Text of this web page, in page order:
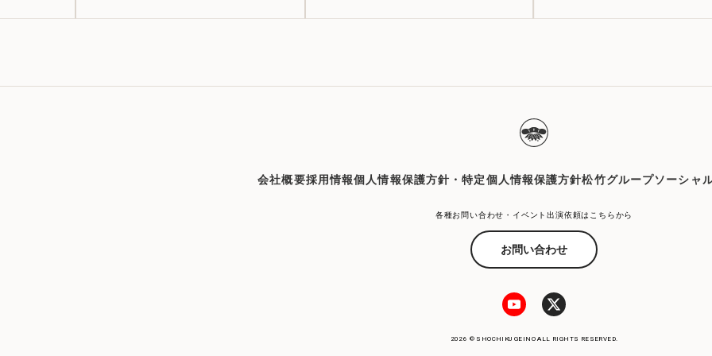
会社概要採用情報個人情報保護方針・特定個人情報保護方針松竹グループソーシャ
各種お問い合わせ・イベント出演依頼はこちらから
お問い合わせ
2026 © SHOCHIKU GEINO ALL RIGHTS RESERVED.